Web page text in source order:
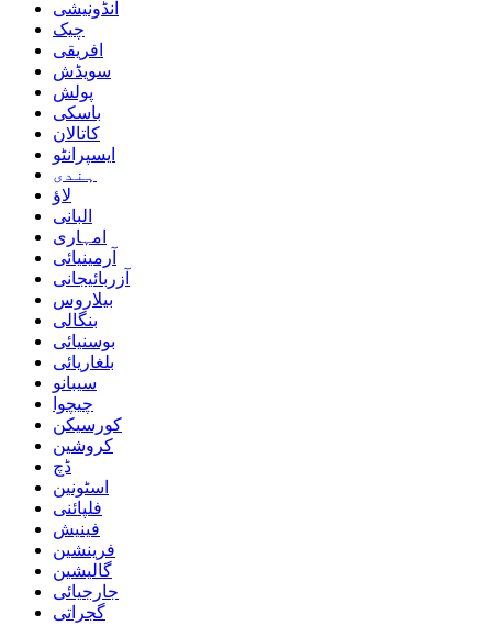
انڈونیشی
چیک
افریقی
سویڈش
پولش
باسکی
کاتالان
ایسپرانٹو
ہندی
لاؤ
البانی
امہاری
آرمینیائی
آزربائیجانی
بیلاروس
بنگالی
بوسنیائی
بلغاریائی
سیبانو
چیچوا
کورسیکن
کروشین
ڈچ
اسٹونین
فلپائنی
فینیش
فرینشین
گالیشین
جارجیائی
گجراتی